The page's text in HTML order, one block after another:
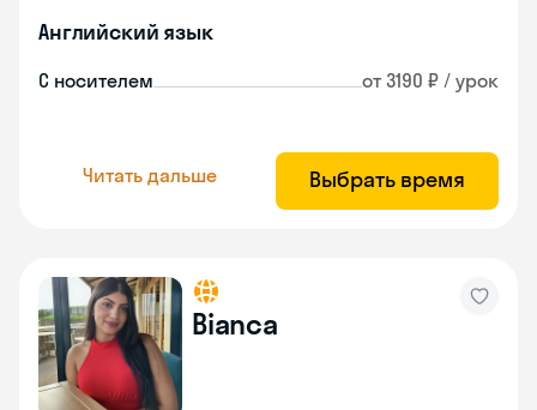
Английский язык
С носителем от 3190 ₽ / урок
Читать дальше Выбрать время
Bianca